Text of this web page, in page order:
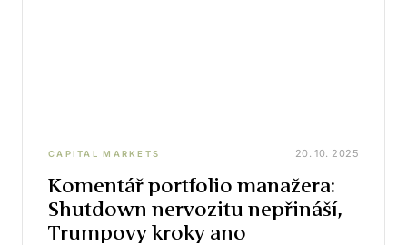
CAPITAL MARKETS 20. 10. 2025
Komentář portfolio manažera:
Shutdown nervozitu nepřináší,
Trumpovy kroky ano